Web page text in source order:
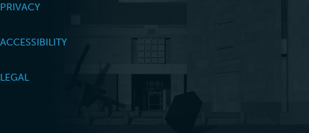
PRIVACY
ACCESSIBILITY
LEGAL